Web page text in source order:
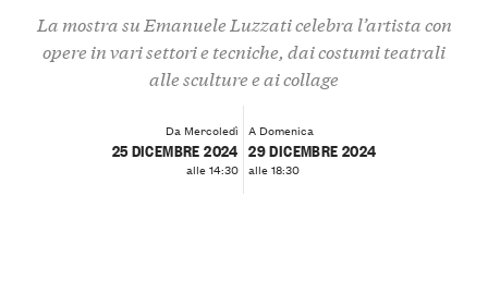
La mostra su Emanuele Luzzati celebra l’artista con
opere in vari settori e tecniche, dai costumi teatrali
alle sculture e ai collage
Da Mercoledì
25 DICEMBRE 2024
alle 14:30
A Domenica
29 DICEMBRE 2024
alle 18:30